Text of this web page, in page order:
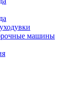
машины